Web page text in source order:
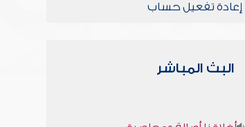
إعادة تفعيل حساب
البث المباشر